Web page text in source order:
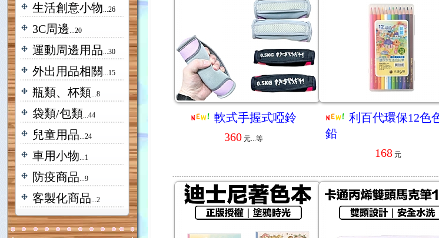
生活創意小物 ...26
3C周邊 ...20
運動周邊用品 ...30
外出用品相關 ...15
瓶類、杯類 ...8
袋類/包類 ...44
兒童用品 ...24
車用小物 ...1
防疫商品 ...9
客製化商品 ...2
軟式手握式啞鈴
360 元...等
利百代環保12色
鉛
168元